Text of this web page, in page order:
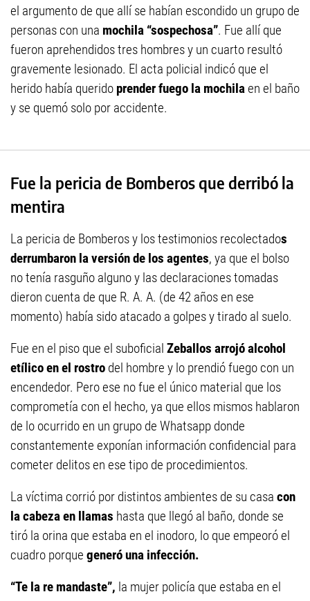
el argumento de que allí se habían escondido un grupo de
personas con una mochila “sospechosa”. Fue allí que
fueron aprehendidos tres hombres y un cuarto resultó
gravemente lesionado. El acta policial indicó que el
herido había querido prender fuego la mochilaen el baño
y se quemó solo por accidente.
Fue la pericia de Bomberos que derribó la
mentira
La pericia de Bomberos y los testimonios recolectados
derrumbaron la versión de los agentes, ya que el bolso
no tenía rasguño alguno y las declaraciones tomadas
dieron cuenta de que R. A. A. (de 42 años en ese
momento) había sido atacado a golpes y tirado al suelo.
Fue en el piso que el suboficial Zeballos arrojó alcohol
etílico en el rostro del hombre y lo prendió fuego con un
encendedor. Pero ese no fue el único material que los
comprometía con el hecho, ya que ellos mismos hablaron
de lo ocurrido en un grupo de Whatsapp donde
constantemente exponían información confidencial para
cometer delitos en ese tipo de procedimientos.
La víctima corrió por distintos ambientes de su casa con
la cabeza en llamas hasta que llegó al baño, donde se
tiró la orina que estaba en el inodoro, lo que empeoró el
cuadro porque generó una infección.
“Te la re mandaste”, la mujer policía que estaba en el